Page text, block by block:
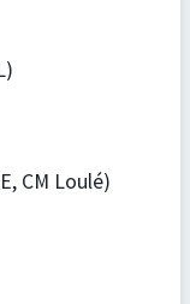
CM Loulé)